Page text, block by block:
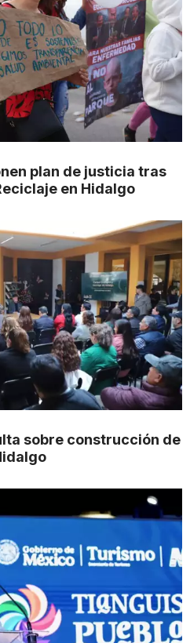
plan de justicia tras
en Hidalgo
sobre construcción de